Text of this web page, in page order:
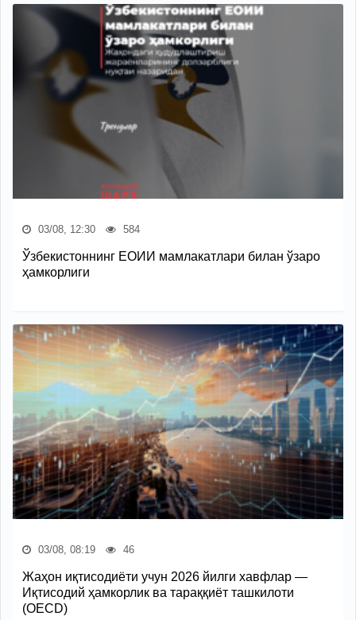
03/08, 12:30 584
Ўзбекистоннинг ЕОИИ мамлакатлари билан ўзаро
ҳамкорлиги
03/08, 08:19 46
Жаҳон иқтисодиёти учун 2026 йилги хавфлар —
Иқтисодий ҳамкорлик ва тараққиёт ташкилоти
(OECD)